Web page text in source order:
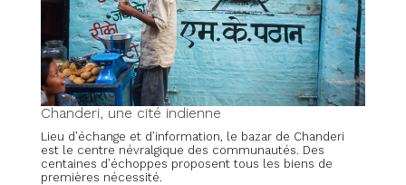
Chanderi, une cité indienne
Lieu d’échange et d’information, le bazar de Chanderi
est le centre névralgique des communautés. Des
centaines d’échoppes proposent tous les biens de
premières nécessité.